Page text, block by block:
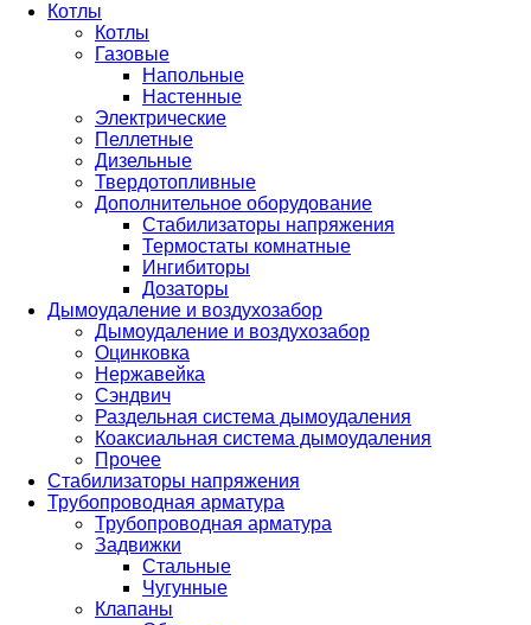
Котлы
Котлы
Газовые
Напольные
Настенные
Электрические
Пеллетные
Дизельные
Твердотопливные
Дополнительное оборудование
Стабилизаторы напряжения
Термостаты комнатные
Ингибиторы
Дозаторы
Дымоудаление и воздухозабор
Дымоудаление и воздухозабор
Оцинковка
Нержавейка
Сэндвич
Раздельная система дымоудаления
Коаксиальная система дымоудаления
Прочее
Стабилизаторы напряжения
Трубопроводная арматура
Трубопроводная арматура
Задвижки
Стальные
Чугунные
Клапаны